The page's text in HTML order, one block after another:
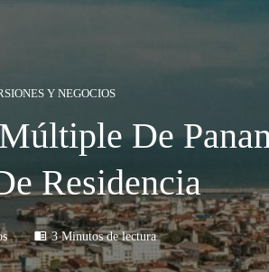
Y NEGOCIOS
De
Residencia
3 Minutos de lectura